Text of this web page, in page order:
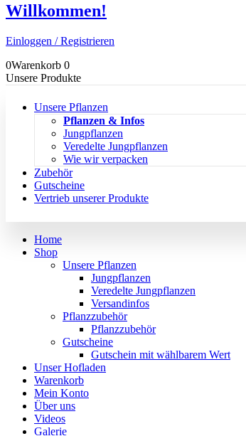
Willkommen!
Einloggen / Registrieren
0Warenkorb 0
Unsere Produkte
Unsere Pflanzen
Pflanzen & Infos
Jungpflanzen
Veredelte Jungpflanzen
Wie wir verpacken
Zubehör
Gutscheine
Vertrieb unserer Produkte
Home
Shop
Unsere Pflanzen
Jungpflanzen
Veredelte Jungpflanzen
Versandinfos
Pflanzzubehör
Pflanzzubehör
Gutscheine
Gutschein mit wählbarem Wert
Unser Hofladen
Warenkorb
Mein Konto
Über uns
Videos
Galerie